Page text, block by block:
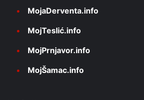
MojaDerventa.info
MojTeslić.info
MojPrnjavor.info
MojŠamac.info